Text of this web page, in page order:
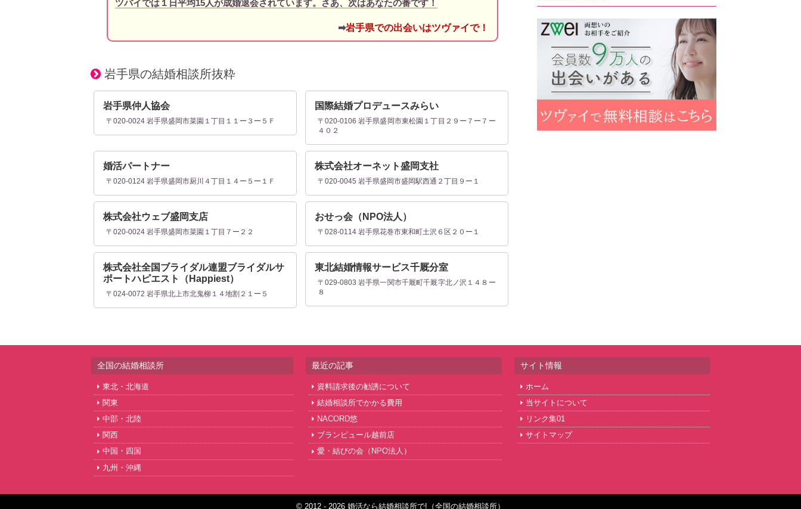
ツバイでは１日平均15人が成婚退会されています。さあ、次はあなたの番です！
➡岩手県での出会いはツヴァイで！
岩手県の結婚相談所抜粋
岩手県仲人協会
〒020-0024 岩手県盛岡市菜園１丁目１１ー３ー５Ｆ
国際結婚プロデュースみらい
〒020-0106 岩手県盛岡市東松園１丁目２９ー７ー７ー
４０２
婚活パートナー
〒020-0124 岩手県盛岡市厨川４丁目１４ー５ー１Ｆ
株式会社オーネット盛岡支社
〒020-0045 岩手県盛岡市盛岡駅西通２丁目９ー１
株式会社ウェブ盛岡支店
〒020-0024 岩手県盛岡市菜園１丁目７ー２２
おせっ会（NPO法人）
〒028-0114 岩手県花巻市東和町土沢６区２０ー１
株式会社全国ブライダル連盟ブライダルサ
ポートハピエスト（Happiest）
〒024-0072 岩手県北上市北鬼柳１４地割２１ー５
東北結婚情報サービス千厩分室
〒029-0803 岩手県一関市千厩町千厩字北ノ沢１４８ー
８
全国の結婚相談所
東北・北海道
関東
中部・北陸
関西
中国・四国
九州・沖縄
最近の記事
資料請求後の勧誘について
結婚相談所でかかる費用
NACORD悠
ブランピュール越前店
愛・結びの会（NPO法人）
サイト情報
ホーム
当サイトについて
リンク集01
サイトマップ
© 2012 - 2026 婚活なら結婚相談所で!（全国の結婚相談所）